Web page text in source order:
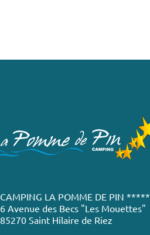
CAMPING LA POMME DE PIN *****
6 Avenue des Becs "Les Mouettes"
85270 Saint Hilaire de Riez